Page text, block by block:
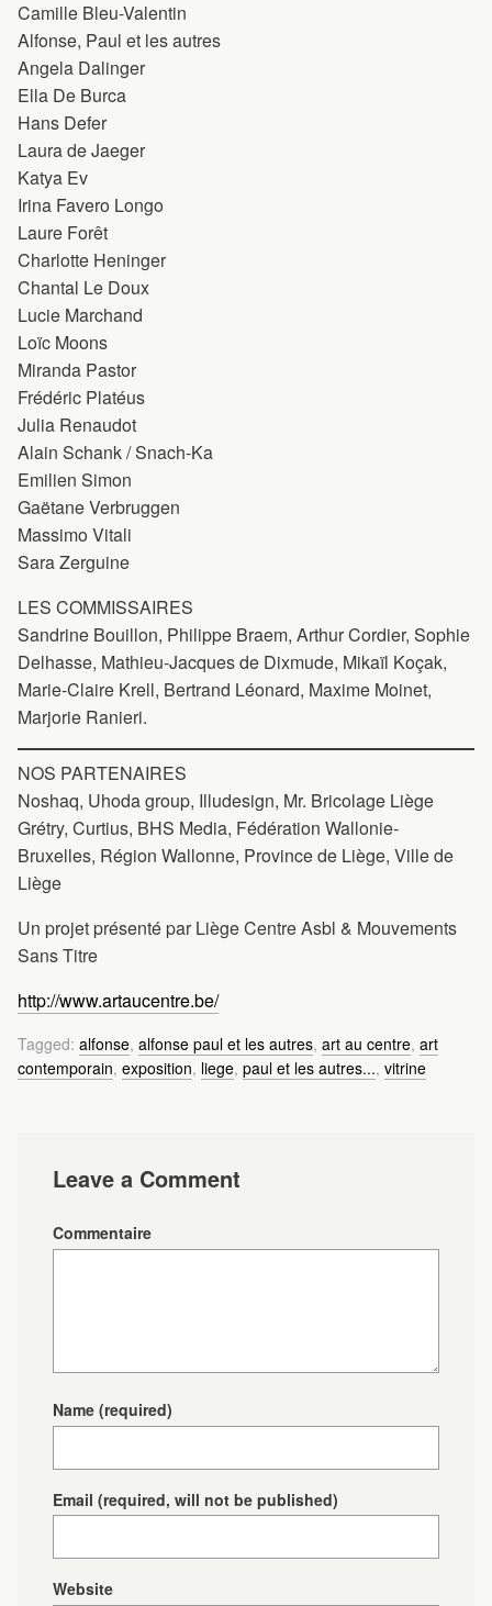
Camille Bleu-Valentin
Alfonse, Paul et les autres
Angela Dalinger
Ella De Burca
Hans Defer
Laura de Jaeger
Katya Ev
Irina Favero Longo
Laure Forêt
Charlotte Heninger
Chantal Le Doux
Lucie Marchand
Loïc Moons
Miranda Pastor
Frédéric Platéus
Julia Renaudot
Alain Schank / Snach-Ka
Emilien Simon
Gaëtane Verbruggen
Massimo Vitali
Sara Zerguine
LES COMMISSAIRES
Sandrine Bouillon, Philippe Braem, Arthur Cordier, Sophie
Delhasse, Mathieu-Jacques de Dixmude, Mikaïl Koçak,
Marie-Claire Krell, Bertrand Léonard, Maxime Moinet,
Marjorie Ranieri.
NOS PARTENAIRES
Noshaq, Uhoda group, Illudesign, Mr. Bricolage Liège
Grétry, Curtius, BHS Media, Fédération Wallonie-
Bruxelles, Région Wallonne, Province de Liège, Ville de
Liège
Un projet présenté par Liège Centre Asbl & Mouvements
Sans Titre
http://www.artaucentre.be/
Tagged: alfonse, alfonse paul et les autres, art au centre, art
contemporain, exposition, liege, paul et les autres..., vitrine
Leave a Comment
Commentaire
Name (required)
Email (required, will not be published)
Website